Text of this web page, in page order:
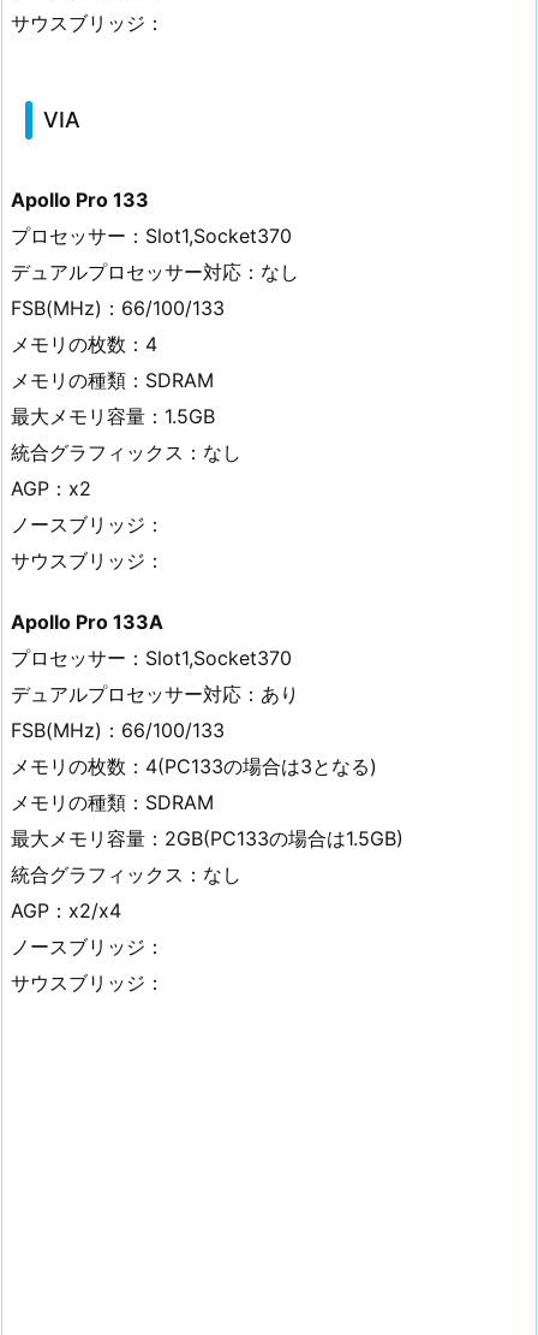
サウスブリッジ：
VIA
Apollo Pro 133
プロセッサー：Slot1,Socket370
デュアルプロセッサー対応：なし
FSB(MHz)：66/100/133
メモリの枚数：4
メモリの種類：SDRAM
最大メモリ容量：1.5GB
統合グラフィックス：なし
AGP：x2
ノースブリッジ：
サウスブリッジ：
Apollo Pro 133A
プロセッサー：Slot1,Socket370
デュアルプロセッサー対応：あり
FSB(MHz)：66/100/133
メモリの枚数：4(PC133の場合は3となる)
メモリの種類：SDRAM
最大メモリ容量：2GB(PC133の場合は1.5GB)
統合グラフィックス：なし
AGP：x2/x4
ノースブリッジ：
サウスブリッジ：